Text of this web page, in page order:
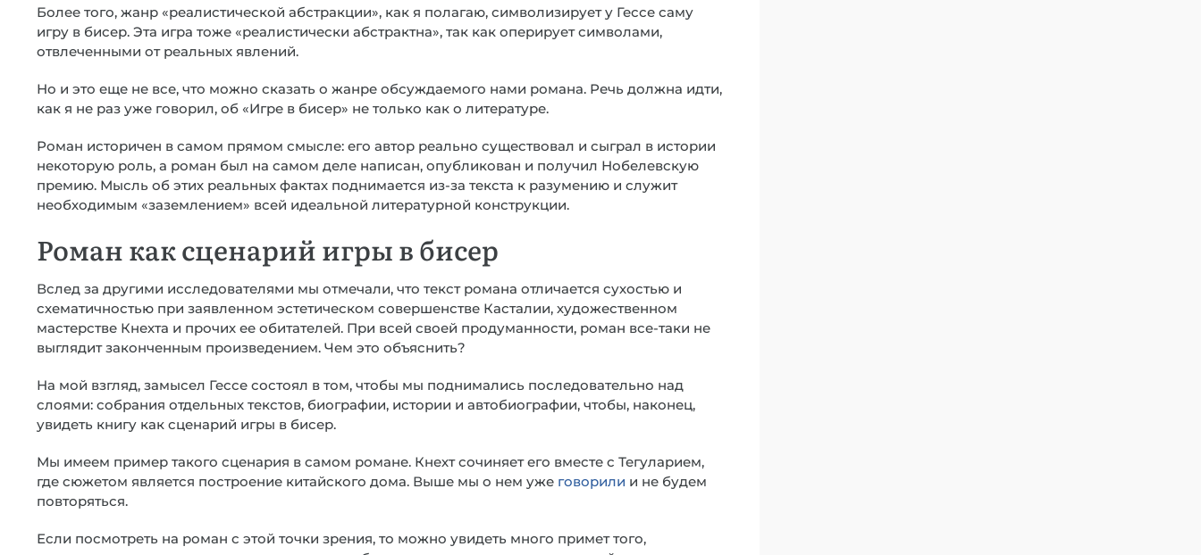
Более того, жанр «реалистической абстракции», как я полагаю, символизирует у Гессе саму
игру в бисер. Эта игра тоже «реалистически абстрактна», так как оперирует символами,
отвлеченными от реальных явлений.
Но и это еще не все, что можно сказать о жанре обсуждаемого нами романа. Речь должна идти,
как я не раз уже говорил, об «Игре в бисер» не только как о литературе.
Роман историчен в самом прямом смысле: его автор реально существовал и сыграл в истории
некоторую роль, а роман был на самом деле написан, опубликован и получил Нобелевскую
премию. Мысль об этих реальных фактах поднимается из-за текста к разумению и служит
необходимым «заземлением» всей идеальной литературной конструкции.
Роман как сценарий игры в бисер
Вслед за другими исследователями мы отмечали, что текст романа отличается сухостью и
схематичностью при заявленном эстетическом совершенстве Касталии, художественном
мастерстве Кнехта и прочих ее обитателей. При всей своей продуманности, роман все-таки не
выглядит законченным произведением. Чем это объяснить?
На мой взгляд, замысел Гессе состоял в том, чтобы мы поднимались последовательно над
слоями: собрания отдельных текстов, биографии, истории и автобиографии, чтобы, наконец,
увидеть книгу как сценарий игры в бисер.
Мы имеем пример такого сценария в самом романе. Кнехт сочиняет его вместе с Тегуларием,
где сюжетом является построение китайского дома. Выше мы о нем уже говорили и не будем
повторяться.
Если посмотреть на роман с этой точки зрения, то можно увидеть много примет того,